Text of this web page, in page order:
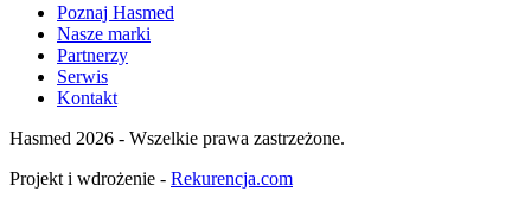
Poznaj Hasmed
Nasze marki
Partnerzy
Serwis
Kontakt
Hasmed 2026 - Wszelkie prawa zastrzeżone.
Projekt i wdrożenie - Rekurencja.com